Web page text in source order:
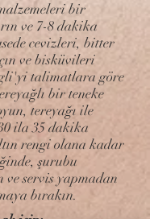
bir
ve 7-8 dakika
cevizleri, bitter
ve bisküvileri
talimatlara göre
bir teneke
tereyağı ile
ila 35 dakika
rengi olana kadar
şurubu
servis yapmadan
bırakın.